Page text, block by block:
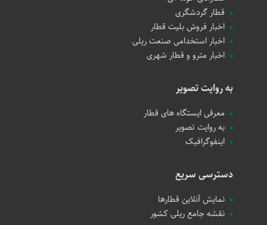
قطار گردشگری
اخبار فروش بلیت قطار
اخبار استخدامی صنعت ریلی
اخبار مترو و قطار شهری
به روایت تصویر
معرفی ایستگاه های قطار
به روایت تصویر
اینفوگرافیک
دسترسی سریع
نمایش آنلاین قطارها
نقشه جامع ریلی کشور